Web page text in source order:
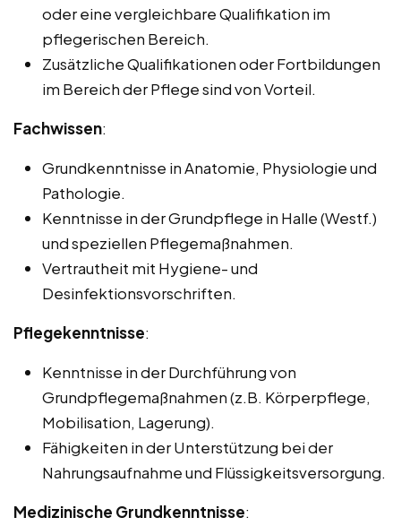
oder eine vergleichbare Qualifikation im
pflegerischen Bereich.
Zusätzliche Qualifikationen oder Fortbildungen
im Bereich der Pflege sind von Vorteil.
Fachwissen:
Grundkenntnisse in Anatomie, Physiologie und
Pathologie.
Kenntnisse in der Grundpflege in Halle (Westf.)
und speziellen Pflegemaßnahmen.
Vertrautheit mit Hygiene- und
Desinfektionsvorschriften.
Pflegekenntnisse:
Kenntnisse in der Durchführung von
Grundpflegemaßnahmen (z.B. Körperpflege,
Mobilisation, Lagerung).
Fähigkeiten in der Unterstützung bei der
Nahrungsaufnahme und Flüssigkeitsversorgung.
Medizinische Grundkenntnisse: